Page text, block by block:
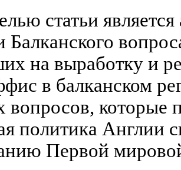
статьи
Балканского
на выработку и
в балканском
которые
политика Англии
Первой